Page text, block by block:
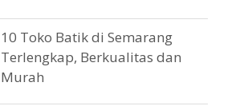
10 Toko Batik di Semarang
Terlengkap, Berkualitas dan
Murah